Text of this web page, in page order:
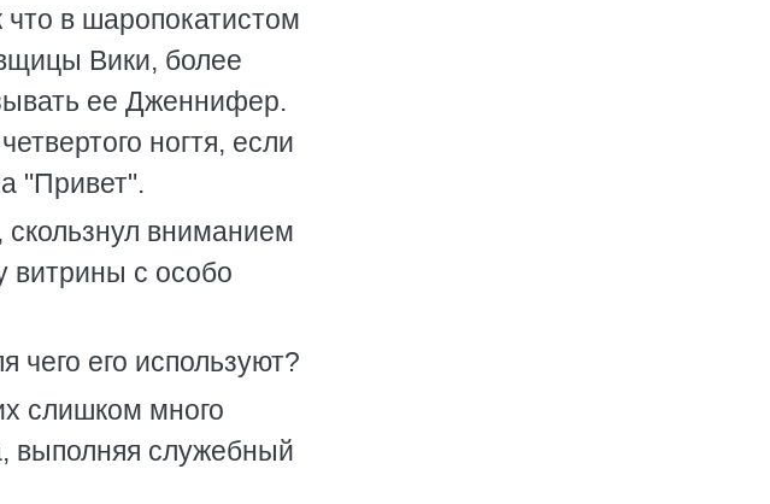
в шаропокатистом
Вики, более
ее Дженнифер.
ногтя, если
"Привет".
скользнул вниманием
витрины с особо
его используют?
слишком много
выполняя служебный